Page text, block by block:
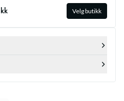
Velg butikk